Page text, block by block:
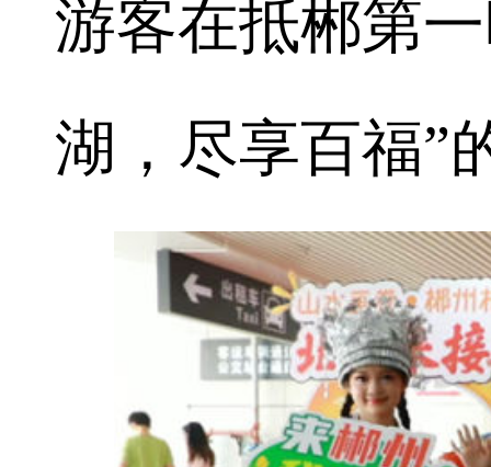
游客在抵郴第
湖，尽享百福”